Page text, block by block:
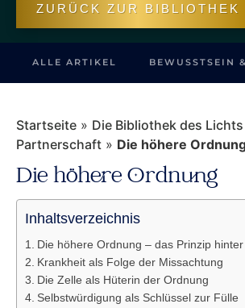
ZURÜCK ZUR BIBLIOTHEK
ALLE ARTIKEL BEWUSSTSEIN
Startseite » Die Bibliothek des Lichts
Partnerschaft » Die höhere
Die höhere Ordnung
Inhaltsverzeichnis
Die höhere Ordnung – das Prinzip
Krankheit als Folge der Missachtung
Die Zelle als Hüterin der Ordnung
Selbstwürdigung als Schlüssel zur Fülle